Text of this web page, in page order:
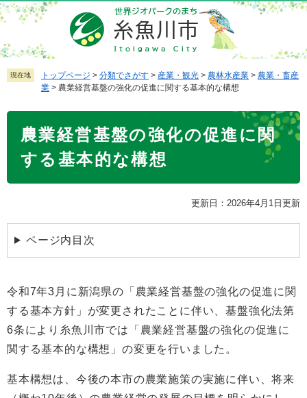
ペ
ー
ジ
の
先
メ
ニ
ュ
ー
を現在地 トップページ > 分類でさがす > 産業・観光 > 農林水産業 > 農業・畜産
業 > 農業経営基盤の強化の促進に関する基本的な構想
農業経営基盤の強化の促進に関
する基本的な構想
更新日：2026年4月1日更新
ページ内目次
令和7年3月に新潟県の「農業経営基盤の強化の促進に関
する基本方針」が変更されたことに伴い、基盤強化法第
6条により糸魚川市では「農業経営基盤の強化の促進に
関する基本的な構想」の変更を行いました。
基本構想は、今後の本市の農業施策の実施に伴い、将来